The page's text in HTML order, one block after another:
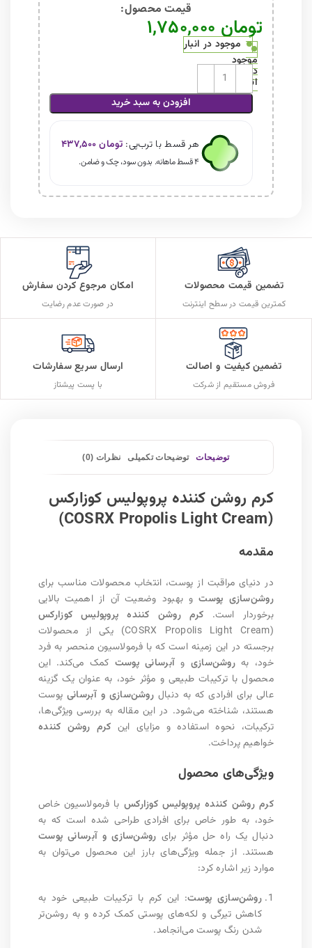
قیمت محصول:​
۱,۷۵۰,۰۰۰ تومان
موجود
در
انبار
موجود در انبار
افزودن به سبد خرید
هر قسط با ترب‌پی: ۴۳۷,۵۰۰تومان
۴ قسط ماهانه. بدون سود، چک و ضامن.
تضمین قیمت محصولات
کمترین قیمت در سطح اینترنت
امکان مرجوع کردن سفارش
در صورت عدم رضایت
تضمین کیفیت و اصالت
فروش مستقیم از شرکت
ارسال سریع سفارشات
با پست پیشتاز
توضیحات توضیحات تکمیلی نظرات (0)
کرم روشن کننده پروپولیس کوزارکس
(COSRX Propolis Light Cream)
مقدمه
در دنیای مراقبت از پوست، انتخاب محصولات مناسب برای
روشن‌سازی پوستو بهبود وضعیت آن از اهمیت بالایی
برخوردار است. کرم روشن کننده پروپولیس کوزارکس
(COSRX Propolis Light Cream) یکی از محصولات
برجسته در این زمینه است که با فرمولاسیون منحصر به فرد
خود، به روشن‌سازی و آبرسانی پوست کمک می‌کند. این
محصول با ترکیبات طبیعی و مؤثر خود، به عنوان یک گزینه
عالی برای افرادی که به دنبال روشن‌سازی و آبرسانی پوست
هستند، شناخته می‌شود. در این مقاله به بررسی ویژگی‌ها،
ترکیبات، نحوه استفاده و مزایای این کرم روشن کننده
خواهیم پرداخت.
ویژگی‌های محصول
کرم روشن کننده پروپولیس کوزارکس با فرمولاسیون خاص
خود، به طور خاص برای افرادی طراحی شده است که به
دنبال یک راه حل مؤثر برای روشن‌سازی و آبرسانی پوست
هستند. از جمله ویژگی‌های بارز این محصول می‌توان به
موارد زیر اشاره کرد:
روشن‌سازی پوست: این کرم با ترکیبات طبیعی خود به
کاهش تیرگی و لکه‌های پوستی کمک کرده و به روشن‌تر
شدن رنگ پوست می‌انجامد.